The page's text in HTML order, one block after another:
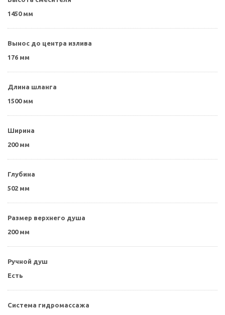
1450 мм
Вынос до центра излива
176 мм
Длина шланга
1500 мм
Ширина
200 мм
Глубина
502 мм
Размер верхнего душа
200 мм
Ручной душ
Есть
Система гидромассажа